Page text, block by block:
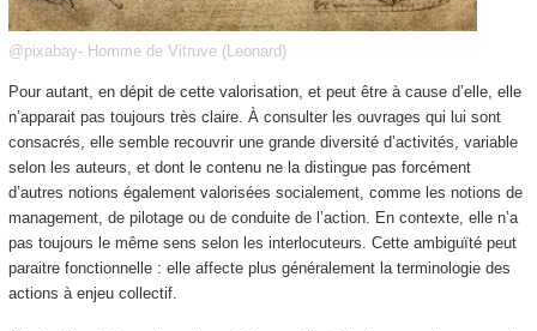
@pixabay- Homme de Vitruve (Leonard)
Pour autant, en dépit de cette valorisation, et peut être à cause d’elle, elle
n’apparait pas toujours très claire. À consulter les ouvrages qui lui sont
consacrés, elle semble recouvrir une grande diversité d’activités, variable
selon les auteurs, et dont le contenu ne la distingue pas forcément
d’autres notions également valorisées socialement, comme les notions de
management, de pilotage ou de conduite de l’action. En contexte, elle n’a
pas toujours le même sens selon les interlocuteurs. Cette ambiguïté peut
paraitre fonctionnelle : elle affecte plus généralement la terminologie des
actions à enjeu collectif.